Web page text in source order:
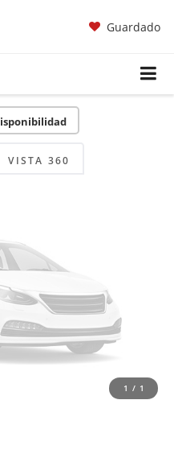
Guardado
VISTA 360
No
luego
1 / 1